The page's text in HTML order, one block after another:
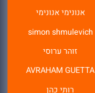
אנונימי אנונימי
simon shmulevich
זוהר ערוסי
AVRAHAM GUETTA
רותי כהן